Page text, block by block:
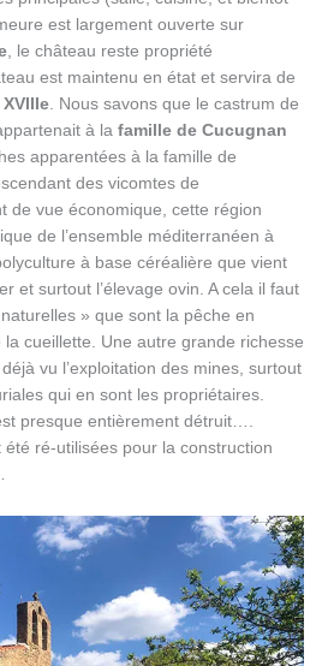
est largement ouverte sur
, le château reste propriété
est maintenu en état et servira de
. Nous savons que le castrum de
à la famille de Cucugnan
apparentées à la famille de
des vicomtes de
de vue économique, cette région
de l’ensemble méditerranéen à
à base céréalière que vient
et surtout l’élevage ovin. A cela il faut
» que sont la pêche en
cueillette. Une autre grande richesse
vu l’exploitation des mines, surtout
qui en sont les propriétaires.
presque entièrement détruit….
ré-utilisées pour la construction